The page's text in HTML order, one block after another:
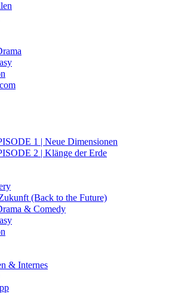
1 | Neue Dimensionen
2 | Klänge der Erde
(Back to the Future)
& Comedy
& Internes